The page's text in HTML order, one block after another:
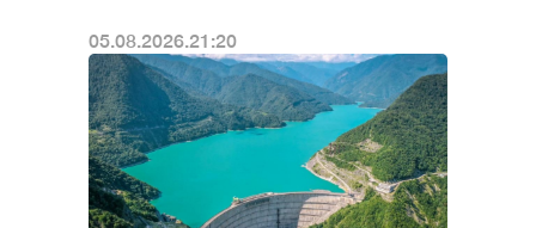
05.08.2026.21:20